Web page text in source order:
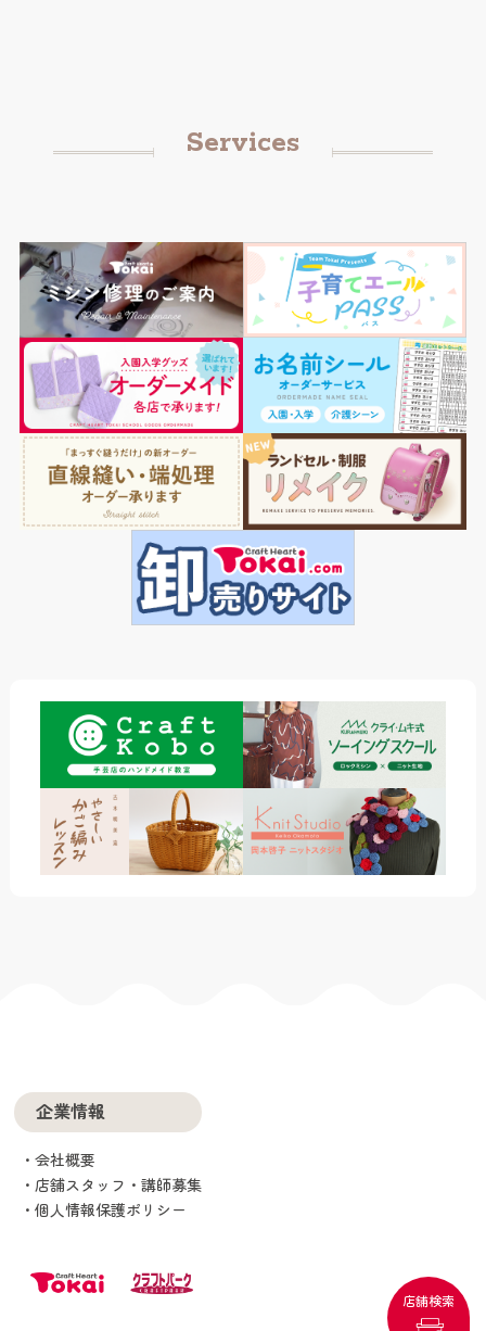
店舗検索
Services
企業情報
会社概要
店舗スタッフ・講師募集
個人情報保護ポリシー